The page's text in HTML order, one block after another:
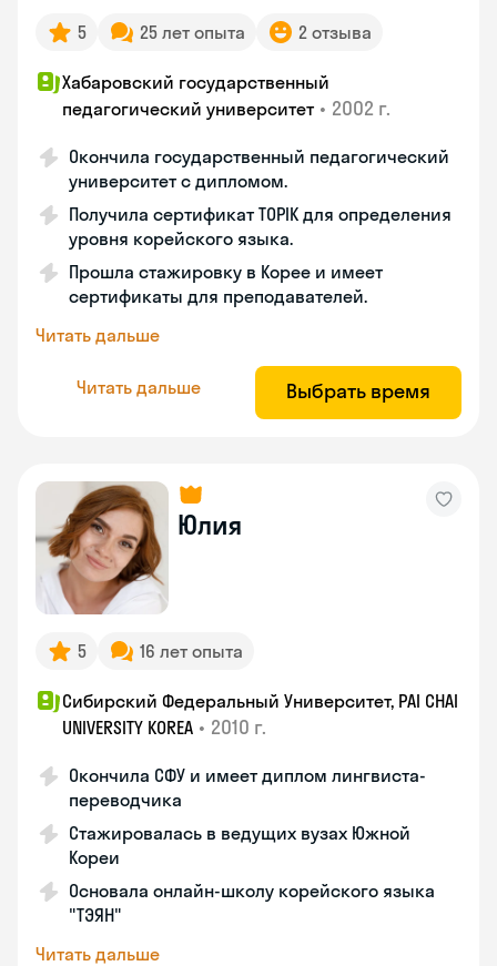
5 25 лет опыта 2 отзыва
Хабаровский государственный
педагогический университет • 2002 г.
Окончила государственный педагогический
университет с дипломом.
Получила сертификат TOPIK для определения
уровня корейского языка.
Прошла стажировку в Корее и имеет
сертификаты для преподавателей.
Читать дальше
Читать дальше Выбрать время
Юлия
5 16 лет опыта
Сибирский Федеральный Университет, PAI CHAI
UNIVERSITY KOREA • 2010 г.
Окончила СФУ и имеет диплом лингвиста-
переводчика
Стажировалась в ведущих вузах Южной
Кореи
Основала онлайн-школу корейского языка
"ТЭЯН"
Читать дальше